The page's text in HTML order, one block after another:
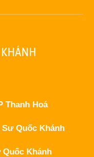
KHÁNH
Thanh Hoá
Sư Quốc Khánh
Quốc Khánh